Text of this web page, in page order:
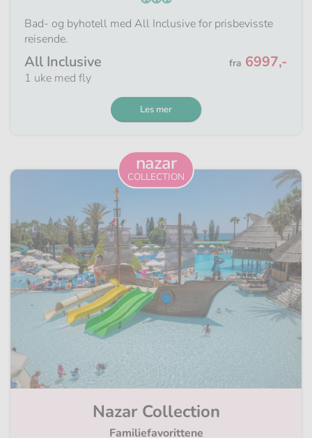
Bad- og byhotell med All Inclusive for prisbevisste
reisende.
All Inclusive Fra
fra 6997,-
1 uke med fly
Les mer
nazar
COLLECTION
Nazar Collection
Familiefavorittene